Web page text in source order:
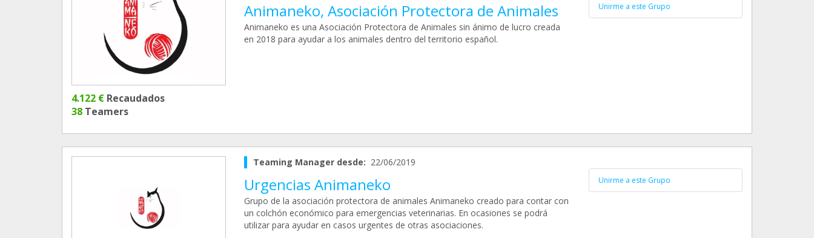
4.122 € Recaudados
38 Teamers
Animaneko, Asociación Protectora de Animales
Animaneko es una Asociación Protectora de Animales sin ánimo de lucro creada
en 2018 para ayudar a los animales dentro del territorio español.
Unirme a este Grupo
Teaming Manager desde: 22/06/2019
Urgencias Animaneko
Grupo de la asociación protectora de animales Animaneko creado para contar con
un colchón económico para emergencias veterinarias. En ocasiones se podrá
utilizar para ayudar en casos urgentes de otras asociaciones.
Unirme a este Grupo